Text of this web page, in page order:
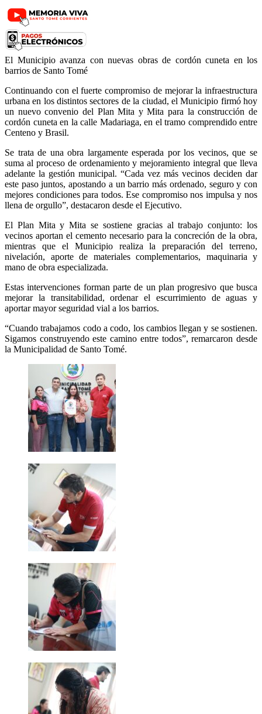
El Municipio avanza con nuevas obras de cordón cuneta en los
barrios de Santo Tomé
Continuando con el fuerte compromiso de mejorar la infraestructura
urbana en los distintos sectores de la ciudad, el Municipio firmó hoy
un nuevo convenio del Plan Mita y Mita para la construcción de
cordón cuneta en la calle Madariaga, en el tramo comprendido entre
Centeno y Brasil.
Se trata de una obra largamente esperada por los vecinos, que se
suma al proceso de ordenamiento y mejoramiento integral que lleva
adelante la gestión municipal. “Cada vez más vecinos deciden dar
este paso juntos, apostando a un barrio más ordenado, seguro y con
mejores condiciones para todos. Ese compromiso nos impulsa y nos
llena de orgullo”, destacaron desde el Ejecutivo.
El Plan Mita y Mita se sostiene gracias al trabajo conjunto: los
vecinos aportan el cemento necesario para la concreción de la obra,
mientras que el Municipio realiza la preparación del terreno,
nivelación, aporte de materiales complementarios, maquinaria y
mano de obra especializada.
Estas intervenciones forman parte de un plan progresivo que busca
mejorar la transitabilidad, ordenar el escurrimiento de aguas y
aportar mayor seguridad vial a los barrios.
“Cuando trabajamos codo a codo, los cambios llegan y se sostienen.
Sigamos construyendo este camino entre todos”, remarcaron desde
la Municipalidad de Santo Tomé.